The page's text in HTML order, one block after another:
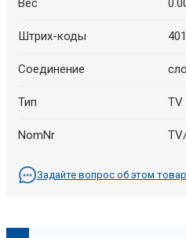
Вес
Штрих-коды
Cоединение
Тип TV
NomNr
Задайте вопрос об этом